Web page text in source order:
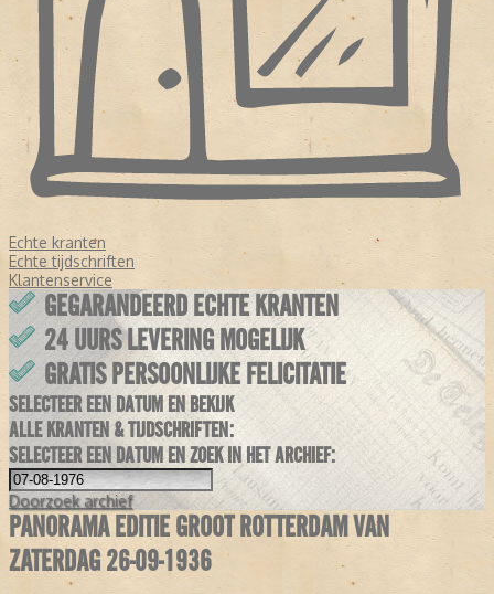
Echte kranten
Echte tijdschriften
Klantenservice
GEGARANDEERD ECHTE KRANTEN
24 UURS LEVERING MOGELIJK
GRATIS PERSOONLIJKE FELICITATIE
SELECTEER EEN DATUM EN BEKIJK
ALLE KRANTEN & TIJDSCHRIFTEN:
SELECTEER EEN DATUM EN ZOEK IN HET ARCHIEF:
Doorzoek archief
PANORAMA EDITIE GROOT ROTTERDAM VAN
ZATERDAG 26-09-1936